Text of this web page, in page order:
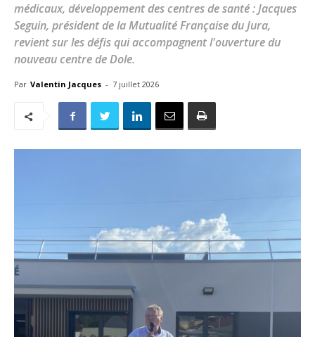
médicaux, développement des centres de santé : Jacques
Seguin, président de la Mutualité Française du Jura,
revient sur les défis qui accompagnent l'ouverture du
nouveau centre de Dole.
Par Valentin Jacques - 7 juillet 2026